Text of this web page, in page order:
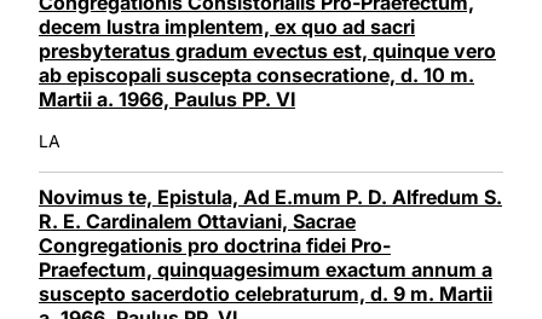
decem lustra implentem, ex quo ad sacri
presbyteratus gradum evectus est, quinque vero
ab episcopali suscepta consecratione, d. 10 m.
Martii a. 1966, Paulus PP. VI
LA
Novimus te, Epistula, Ad E.mum P. D. Alfredum S.
R. E. Cardinalem Ottaviani, Sacrae
Congregationis pro doctrina fidei Pro-
Praefectum, quinquagesimum exactum annum a
suscepto sacerdotio celebraturum, d. 9 m. Martii